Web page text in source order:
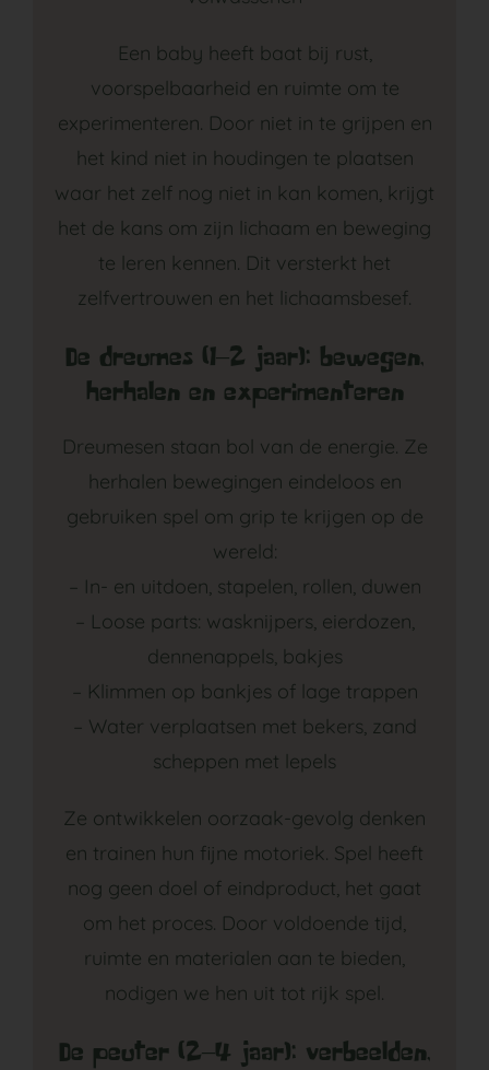
Een baby heeft baat bij rust,
voorspelbaarheid en ruimte om te
experimenteren. Door niet in te grijpen en
het kind niet in houdingen te plaatsen
waar het zelf nog niet in kan komen, krijgt
het de kans om zijn lichaam en beweging
te leren kennen. Dit versterkt het
zelfvertrouwen en het lichaamsbesef.
De dreumes (1–2 jaar): bewegen,
herhalen en experimenteren
Dreumesen staan bol van de energie. Ze
herhalen bewegingen eindeloos en
gebruiken spel om grip te krijgen op de
wereld:
– In- en uitdoen, stapelen, rollen, duwen
– Loose parts: wasknijpers, eierdozen,
dennenappels, bakjes
– Klimmen op bankjes of lage trappen
– Water verplaatsen met bekers, zand
scheppen met lepels
Ze ontwikkelen oorzaak-gevolg denken
en trainen hun fijne motoriek. Spel heeft
nog geen doel of eindproduct, het gaat
om het proces. Door voldoende tijd,
ruimte en materialen aan te bieden,
nodigen we hen uit tot rijk spel.
De peuter (2–4 jaar): verbeelden,